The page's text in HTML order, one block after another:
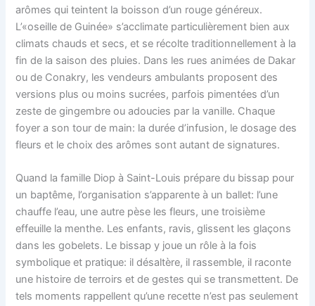
arômes qui teintent la boisson d’un rouge généreux.
L’«oseille de Guinée» s’acclimate particulièrement bien aux
climats chauds et secs, et se récolte traditionnellement à la
fin de la saison des pluies. Dans les rues animées de Dakar
ou de Conakry, les vendeurs ambulants proposent des
versions plus ou moins sucrées, parfois pimentées d’un
zeste de gingembre ou adoucies par la vanille. Chaque
foyer a son tour de main: la durée d’infusion, le dosage des
fleurs et le choix des arômes sont autant de signatures.
Quand la famille Diop à Saint-Louis prépare du bissap pour
un baptême, l’organisation s’apparente à un ballet: l’une
chauffe l’eau, une autre pèse les fleurs, une troisième
effeuille la menthe. Les enfants, ravis, glissent les glaçons
dans les gobelets. Le bissap y joue un rôle à la fois
symbolique et pratique: il désaltère, il rassemble, il raconte
une histoire de terroirs et de gestes qui se transmettent. De
tels moments rappellent qu’une recette n’est pas seulement